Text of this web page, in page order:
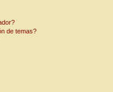
de temas?